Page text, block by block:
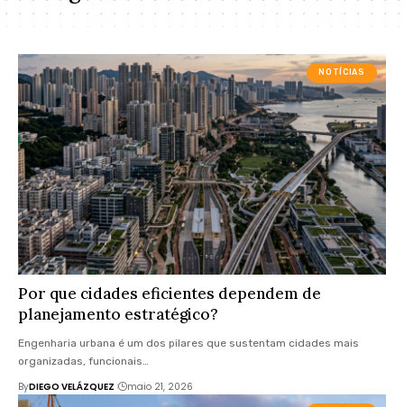
NOTÍCIAS
Por que cidades eficientes dependem de
planejamento estratégico?
Engenharia urbana é um dos pilares que sustentam cidades mais
organizadas, funcionais…
ByDIEGO VELÁZQUEZ maio 21, 2026